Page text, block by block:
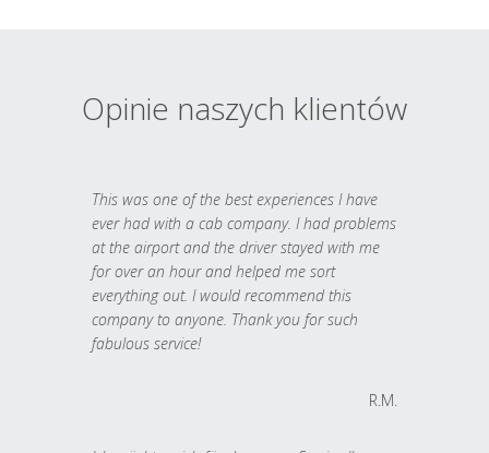
Opinie naszych klientów
This was one of the best experiences I have
ever had with a cab company. I had problems
at the airport and the driver stayed with me
for over an hour and helped me sort
everything out. I would recommend this
company to anyone. Thank you for such
fabulous service!
R.M.